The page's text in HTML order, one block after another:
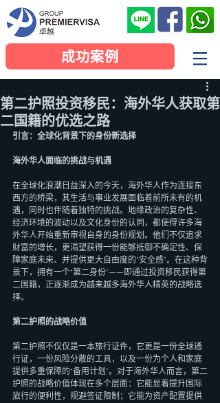
成功案例
第二护照投资移民：海外华人获取第
二国籍的优选之路
引言：全球化背景下的身份新选择
海外华人面临的挑战与机遇
在全球化浪潮日益深入的今天，海外华人作为连接东
西方的桥梁，其生活与事业发展面临着前所未有的机
遇，同时也伴随着独特的挑战。地缘政治的复杂性、
经济环境的波动以及文化身份的认同，都使得许多海
外华人开始重新审视自身的身份规划。他们不仅追求
财富的增长，更渴望获得一份能够抵御不确定性、保
障家庭未来、并提供更大自由度的“安全感”。在这种背
景下，拥有一个“第二身份”——即通过投资移民获得第
二国籍，正逐渐成为越来越多海外华人精英的战略选
择。
第二护照的战略价值
第二护照不仅仅是一本旅行证件，它更是一份全球通
行证，一份风险分散的工具，以及一份为个人和家庭
提供多重保障的“备用计划”。对于海外华人而言，第二
护照的战略价值体现在多个层面：它能显着提升国际
旅行的便利性，规避签证限制；它能为资产配置提供